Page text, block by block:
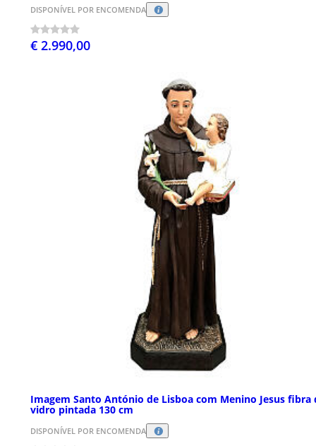
DISPONÍVEL POR ENCOMENDA
€ 2.990,00
Imagem Santo António de Lisboa com Menino Jesus fibra
vidro pintada 130 cm
DISPONÍVEL POR ENCOMENDA